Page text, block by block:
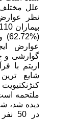
علل مختلف
نظر عوارض
عوارض
گوارشی و
شایع
دیده شد،